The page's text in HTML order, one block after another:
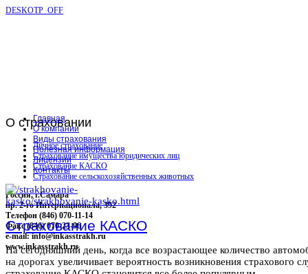
DESKOTP_OFF
О страховании
Личное страхование
Страхование имущества юридических лиц
Страхование КАСКО
Страхование сельскохозяйственных животных
Россия, г.Самара
пр. 2-го Интернационала, 392
Телефон (846) 070-11-14
Факс (846) 070-23-96
e-mail: info@inkasstrakh.ru
www.inkasstrakh.ru
Главная
О компании
Виды страхования
Полезная информация
Лицензии
Контакты
Страхование КАСКО
На сегодняшний день, когда все возрастающее количество
на дорогах увеличивает вероятность возникновения страхового